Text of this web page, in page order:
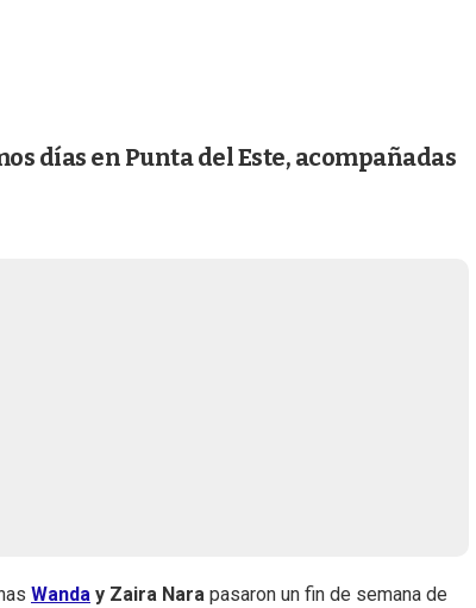
días en Punta del Este, acompañadas
Wanda y Zaira Nara pasaron un fin de semana de